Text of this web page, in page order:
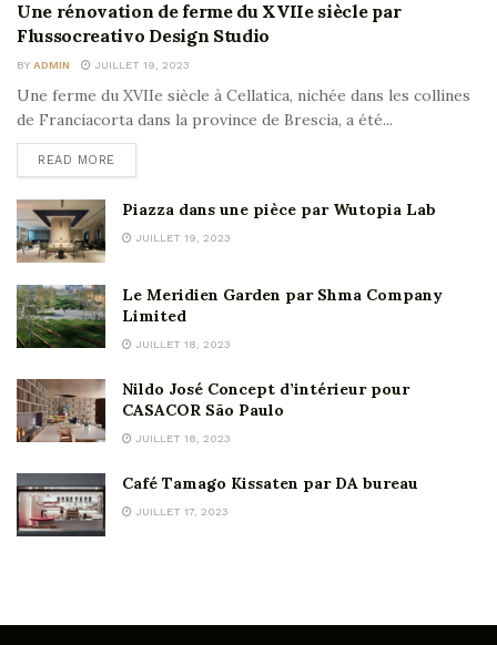
Une rénovation de ferme du XVIIe siècle par
Flussocreativo Design Studio
BY ADMIN JUILLET 19, 2023
Une ferme du XVIIe siècle à Cellatica, nichée dans les collines
de Franciacorta dans la province de Brescia, a été...
READ MORE
Piazza dans une pièce par Wutopia Lab
JUILLET 19, 2023
Le Meridien Garden par Shma Company
Limited
JUILLET 18, 2023
Nildo José Concept d’intérieur pour
CASACOR São Paulo
JUILLET 18, 2023
Café Tamago Kissaten par DA bureau
JUILLET 17, 2023